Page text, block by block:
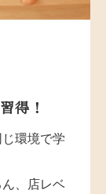
得！
環境で学
、店レベ